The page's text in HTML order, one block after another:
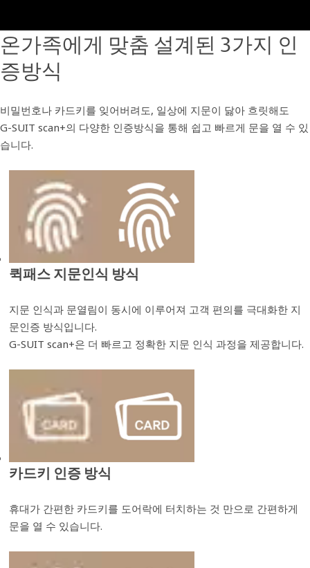
온가족에게 맞춤 설계된 3가지 인
증방식
비밀번호나 카드키를 잊어버려도, 일상에 지문이 닳아 흐릿해도
G-SUIT scan+의 다양한 인증방식을 통해 쉽고 빠르게 문을 열 수 있
습니다.
퀵패스 지문인식 방식
지문 인식과 문열림이 동시에 이루어져 고객 편의를 극대화한 지
문인증 방식입니다.
G-SUIT scan+은 더 빠르고 정확한 지문 인식 과정을 제공합니다.
카드키 인증 방식
휴대가 간편한 카드키를 도어락에 터치하는 것 만으로 간편하게
문을 열 수 있습니다.